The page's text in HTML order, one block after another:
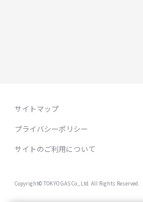
サイトマップ
プライバシーポリシー
サイトのご利用について
Copyright© TOKYO GAS Co., Ltd. All Rights Reserved.